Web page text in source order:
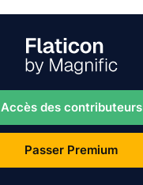
Accès des contributeurs
Passer Premium